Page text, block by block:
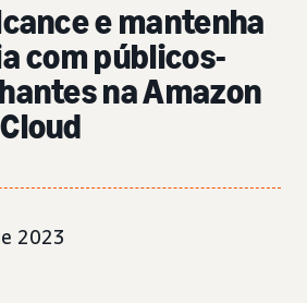
e mantenha
com públicos-
na Amazon
2023